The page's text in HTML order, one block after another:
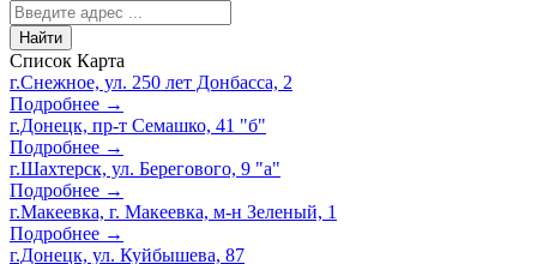
Найти
Список Карта
г.Снежное, ул. 250 лет Донбасса, 2
Подробнее →
г.Донецк, пр-т Семашко, 41 "б"
Подробнее →
г.Шахтерск, ул. Берегового, 9 "а"
Подробнее →
г.Макеевка, г. Макеевка, м-н Зеленый, 1
Подробнее →
г.Донецк, ул. Куйбышева, 87